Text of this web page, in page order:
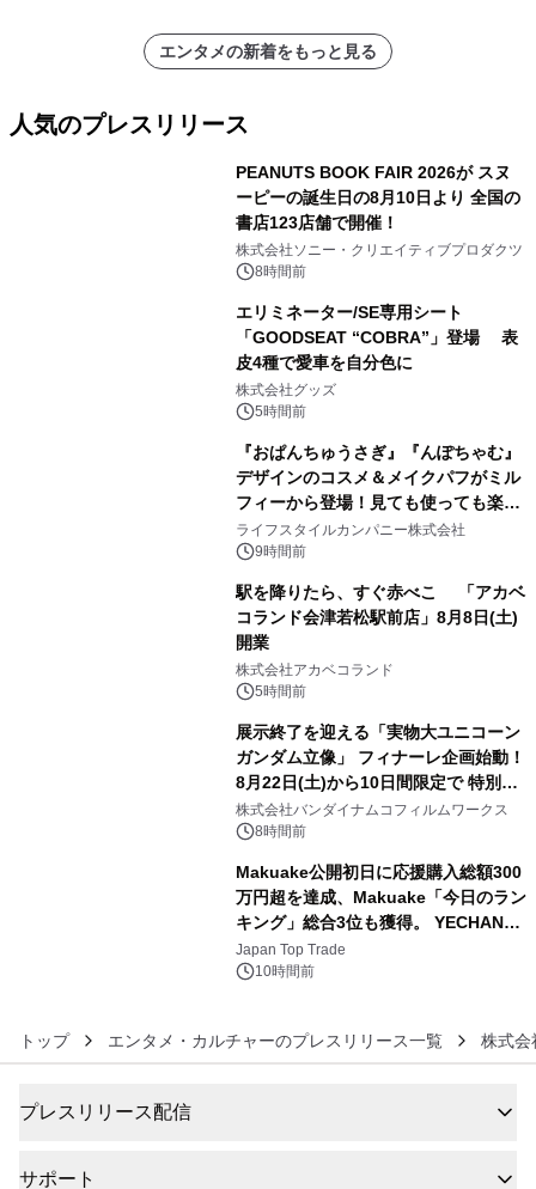
エンタメの新着をもっと見る
人気のプレスリリース
PEANUTS BOOK FAIR 2026が スヌ
ーピーの誕生日の8月10日より 全国の
書店123店舗で開催！
株式会社ソニー・クリエイティブプロダクツ
8時間前
エリミネーター/SE専用シート
「GOODSEAT “COBRA”」登場 表
皮4種で愛車を自分色に
株式会社グッズ
5時間前
『おぱんちゅうさぎ』『んぽちゃむ』
デザインのコスメ＆メイクパフがミル
フィーから登場！見ても使っても楽し
い、ポップでキュートなコレクショ
ン。
ライフスタイルカンパニー株式会社
9時間前
駅を降りたら、すぐ赤べこ 「アカベ
コランド会津若松駅前店」8月8日(土)
開業
株式会社アカベコランド
5時間前
展示終了を迎える「実物大ユニコーン
ガンダム立像」 フィナーレ企画始動！
8月22日(土)から10日間限定で 特別映
像『UNICORN GUNDAM Statue ―
BEYOND POSSIBILITY ―』を上映！
株式会社バンダイナムコフィルムワークス
8時間前
Makuake公開初日に応援購入総額300
万円超を達成、Makuake「今日のラン
キング」総合3位も獲得。 YECHAN音
浴シンギングボウル第2弾の大型サイ
ズ（XL・2XL・3XL）を先行販売中
Japan Top Trade
10時間前
トップ エンタメ・カルチャーのプレスリリース一覧 株式会
プレスリリース配信
サポート